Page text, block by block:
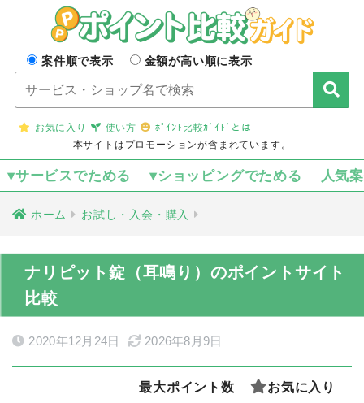
案件順で表示 金額が高い順に表示
お気に入り 使い方
ﾎﾟｲﾝﾄ比較ｶﾞｲﾄﾞとは
本サイトはプロモーションが含まれています。
▾サービスでためる ▾ショッピングでためる 人気
ホーム お試し・入会・購入
ナリピット錠（耳鳴り）のポイントサイト
比較
2020年12月24日 2026年8月9日
最大ポイント数 お気に入り